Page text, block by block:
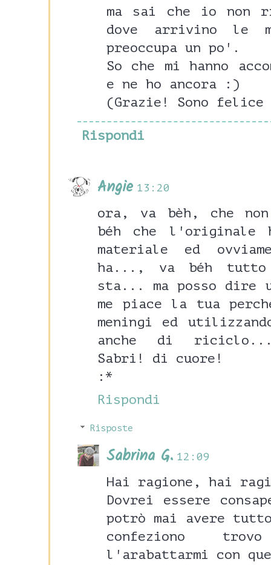
ma sai che io non
dove arrivino le
preoccupa un po'.
So che mi hanno
e ne ho ancora :)
(Grazie! Sono
Rispondi
Angie 13:20
ora, va bèh, che
béh che
materiale ed
ha..., va béh
sta... ma posso dire
me piace la tua
meningi ed
anche di
Sabri! di cuore!
:*
Rispondi
Risposte
Sabrina G. 12:09
Hai ragione, hai
Dovrei essere
potrò mai avere
confeziono
l'arabattarmi con